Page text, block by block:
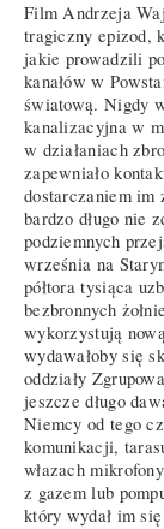
Film Andrzeja
tragiczny epizod,
jakie prowadzili
kanałów w
światową. Nigdy
kanalizacyjna w
w działaniach
zapewniało
dostarczaniem im
bardzo długo nie
podziemnych
września na
półtora tysiąca
bezbronnych
wykorzystują
wydawałoby się
oddziały
jeszcze długo
Niemcy od tego
komunikacji,
włazach
z gazem lub
który wydał im